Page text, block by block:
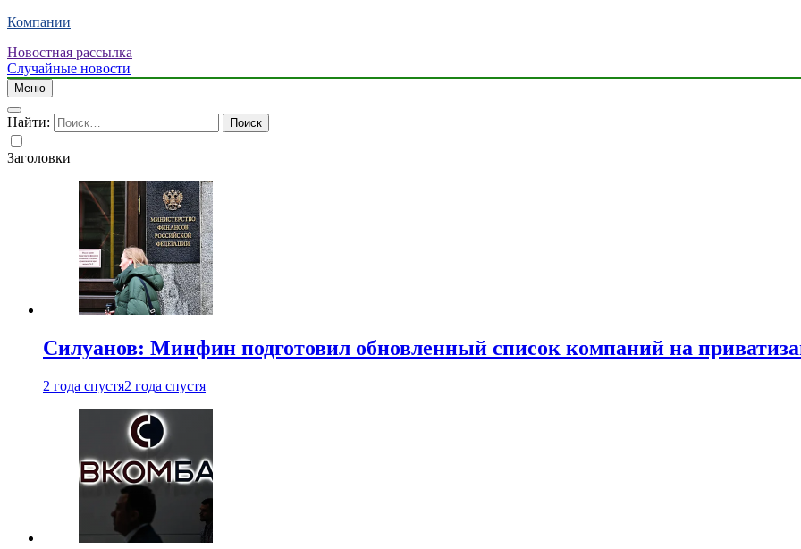
Компании
Новостная рассылка
Случайные новости
Меню
Найти:
Заголовки
Силуанов: Минфин подготовил обновленный список компаний на
2 года спустя2 года спустя